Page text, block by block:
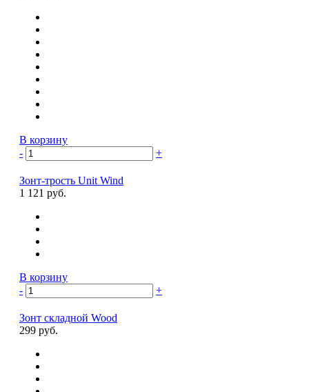
В корзину
-
+
Зонт-трость Unit Wind
1 121 руб.
В корзину
-
+
Зонт складной Wood
299 руб.